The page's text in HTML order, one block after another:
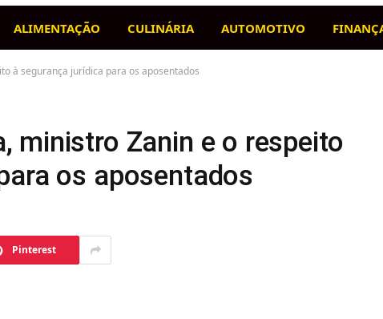
ALIMENTAÇÃO CULINÁRIA AUTOMOTIVO
à segurança jurídica para os aposentados
ministro Zanin e o respeito
os aposentados
Pinterest